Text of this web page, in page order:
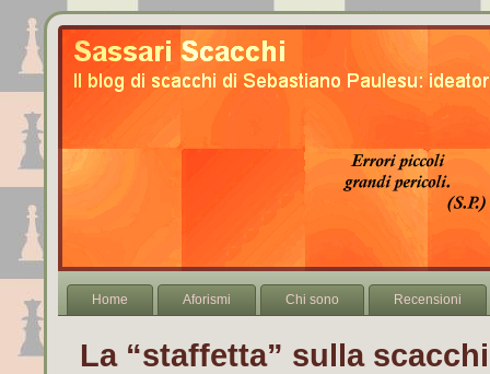
Home Aforismi Chi sono Recensioni
La “staffetta” sulla